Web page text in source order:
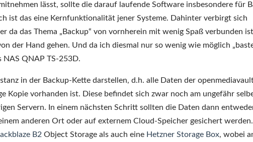
lässt, sollte die darauf laufende Software insbesondere für
ist das eine Kernfunktionalität jener Systeme. Dahinter verbirgt sich
da das Thema „Backup“ von vornherein mit wenig Spaß verbunden
der Hand gehen. Und da ich diesmal nur so wenig wie möglich
QNAP TS-253D.
in der Backup-Kette darstellen, d.h. alle Daten der
Kopie vorhanden ist. Diese befindet sich zwar noch am ungefähr
Servern. In einem nächsten Schritt sollten die Daten dann
anderen Ort oder auf externem Cloud-Speicher gesichert
B2 Object Storage als auch eine Hetzner Storage Box, wobei